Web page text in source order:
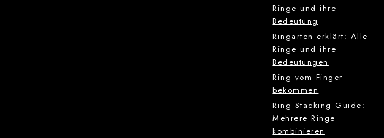
Ringe und ihre
Bedeutung
Ringarten erklärt: Alle
Ringe und ihre
Bedeutungen
Ring vom Finger
bekommen
Ring Stacking Guide:
Mehrere Ringe
kombinieren